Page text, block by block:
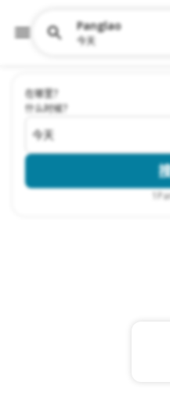
在哪里？
什么时候？
今天
Panglao
今天